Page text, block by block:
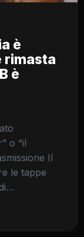
è
rimasta
è
o “il
Il
le tappe